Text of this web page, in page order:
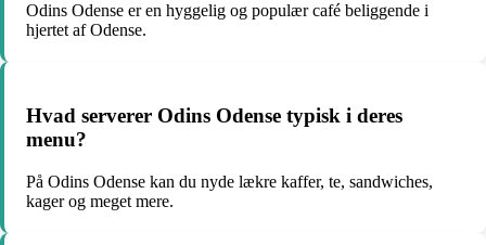
Odins Odense er en hyggelig og populær café beliggende i
hjertet af Odense.
Hvad serverer Odins Odense typisk i deres
menu?
På Odins Odense kan du nyde lækre kaffer, te, sandwiches,
kager og meget mere.